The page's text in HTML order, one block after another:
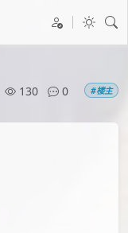
130
0
#楼主